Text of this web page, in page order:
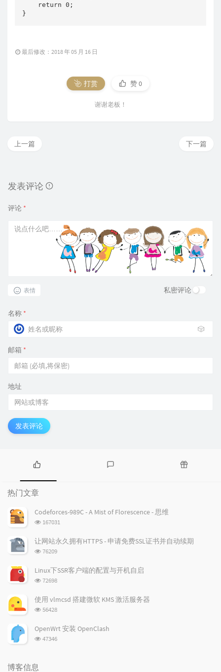
    return 0;
}
最后修改：2018 年 05 月 16 日
打赏 赞0
谢谢老板！
下一篇
上一篇
发表评论
评论 *
表情 私密评论
名称 *
🎲
邮箱 *
地址
发表评论
热
门
文
章
论
热门文章
Codeforces-989C - A Mist of Florescence - 思维
浏
次
数:
167031
让网站永久拥有HTTPS - 申请免费SSL证书并自动续期
浏
次
76209
Linux下SSR客户端的配置与开机自启
浏
次
数:
72698
使用 vlmcsd 搭建微软 KMS 激活服务器
浏
次
56428
OpenWrt 安装 OpenClash
浏
47346
博客信息